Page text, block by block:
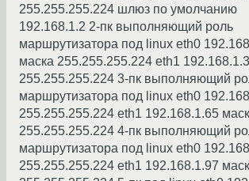
255.255.255.224 шлюз по умолчанию
192.168.1.2 2-пк выполняющий роль
маршрутизатора под linux eth0
маска 255.255.255.224 eth1
255.255.255.224 3-пк выполняющий
маршрутизатора под linux eth0
255.255.255.224 eth1 192.168.1.65
255.255.255.224 4-пк выполняющий
маршрутизатора под linux eth0
255.255.255.224 eth1 192.168.1.97